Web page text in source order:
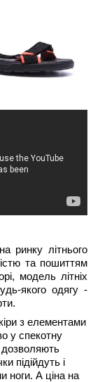
ринку літнього
та пошиттям
модель літніх
якого одягу -
з елементами
у спекотну
дозволяють
підійдуть і
ноги. А ціна на